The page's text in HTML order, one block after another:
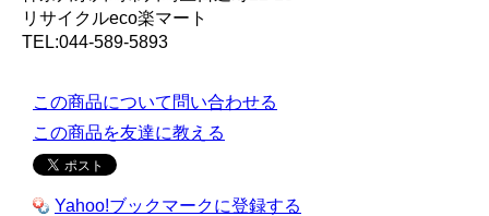
リサイクルeco楽マート
TEL:044-589-5893
この商品について問い合わせる
この商品を友達に教える
Yahoo!ブックマークに登録する